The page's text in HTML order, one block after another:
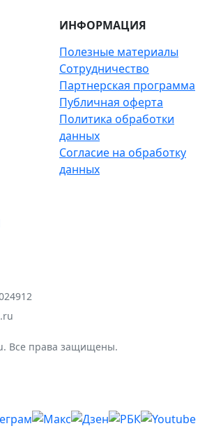
Все права защищены.
ИНФОРМАЦИЯ
Полезные материалы
Сотрудничество
Партнерская программа
Публичная оферта
Политика обработки
данных
Согласие на обработку
данных